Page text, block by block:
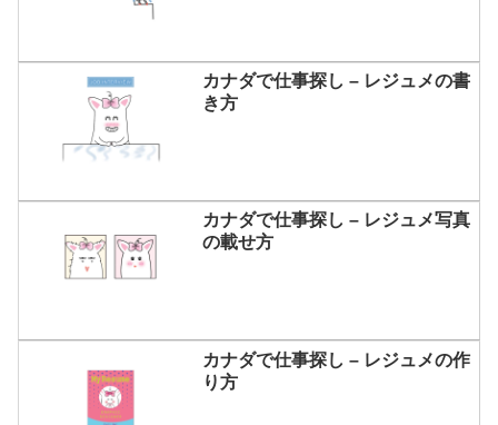
カナダで仕事探し – レジュメの書
き方
カナダで仕事探し – レジュメ写真
の載せ方
カナダで仕事探し – レジュメの作
り方